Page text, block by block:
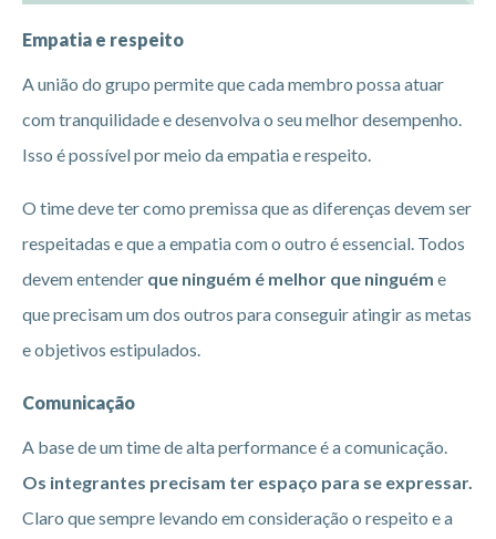
Empatia e respeito
A união do grupo permite que cada membro possa atuar
com tranquilidade e desenvolva o seu melhor desempenho.
Isso é possível por meio da empatia e respeito.
O time deve ter como premissa que as diferenças devem ser
respeitadas e que a empatia com o outro é essencial. Todos
devem entender que ninguém é melhor que ninguém e
que precisam um dos outros para conseguir atingir as metas
e objetivos estipulados.
Comunicação
A base de um time de alta performance é a comunicação.
Os integrantes precisam ter espaço para se expressar.
Claro que sempre levando em consideração o respeito e a